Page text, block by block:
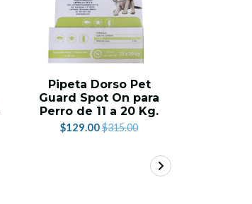
Pipeta Dorso Pet
Guard Spot On para
Perro de 11 a 20 Kg.
$129.00$315.00